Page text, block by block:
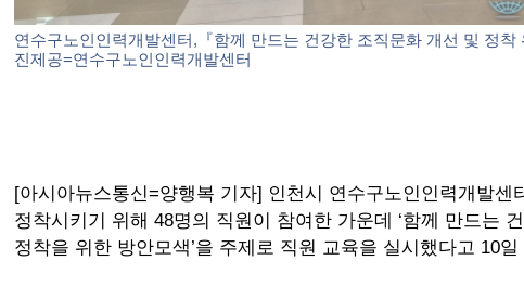
연수구노인인력개발센터,『함께 만드는 건강한 조직문화 개선 및 정착
진제공=연수구노인인력개발센터
[아시아뉴스통신=양행복 기자] 인천시 연수구노인인력개발센
정착시키기 위해 48명의 직원이 참여한 가운데 ‘함께 만드는
정착을 위한 방안모색’을 주제로 직원 교육을 실시했다고 10일